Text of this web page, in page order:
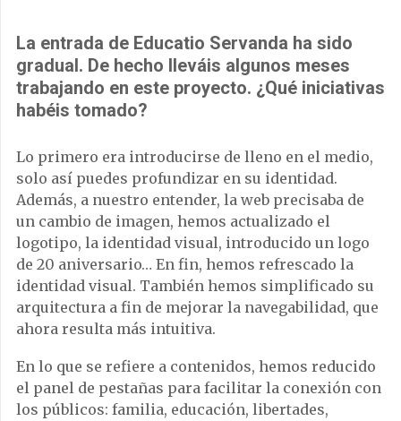
La entrada de Educatio Servanda ha sido
gradual. De hecho lleváis algunos meses
trabajando en este proyecto. ¿Qué iniciativas
habéis tomado?
Lo primero era introducirse de lleno en el medio,
solo así puedes profundizar en su identidad.
Además, a nuestro entender, la web precisaba de
un cambio de imagen, hemos actualizado el
logotipo, la identidad visual, introducido un logo
de 20 aniversario… En fin, hemos refrescado la
identidad visual. También hemos simplificado su
arquitectura a fin de mejorar la navegabilidad, que
ahora resulta más intuitiva.
En lo que se refiere a contenidos, hemos reducido
el panel de pestañas para facilitar la conexión con
los públicos: familia, educación, libertades,